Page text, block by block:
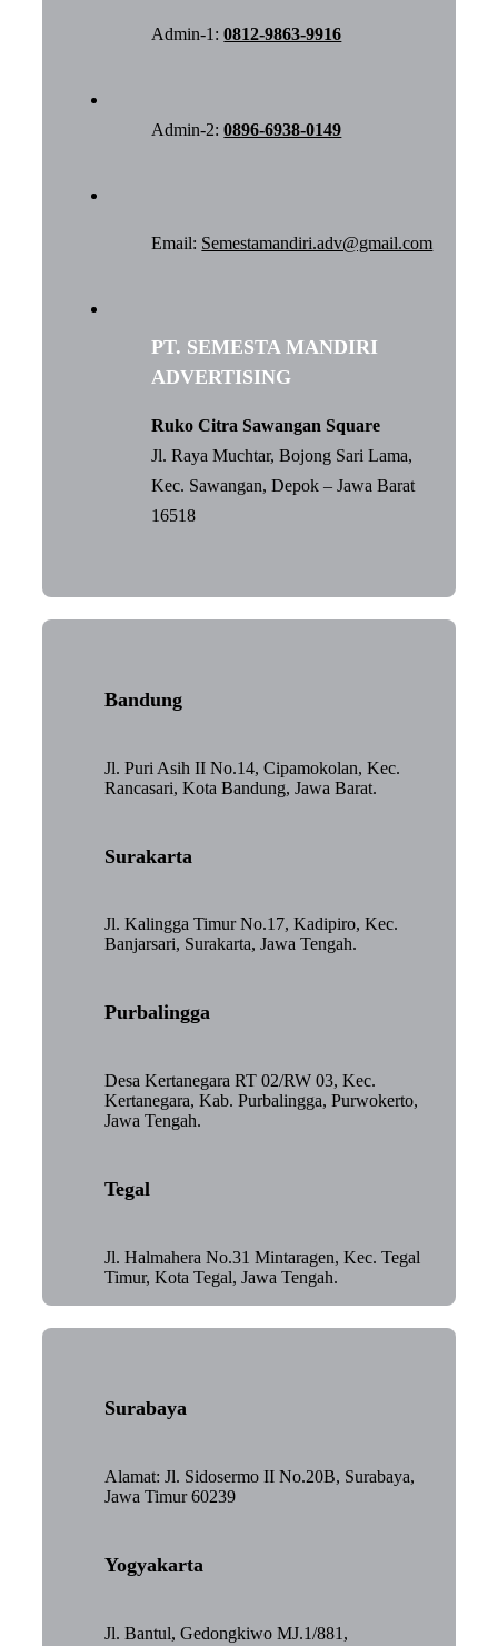
Admin-1:0812-9863-9916
Admin-2:0896-6938-0149
Email: Semestamandiri.adv@gmail.com
PT. SEMESTA MANDIRI
ADVERTISING
Ruko Citra Sawangan Square
Jl. Raya Muchtar, Bojong Sari Lama,
Kec. Sawangan, Depok – Jawa Barat
16518
Bandung
Jl. Puri Asih II No.14, Cipamokolan, Kec.
Rancasari, Kota Bandung, Jawa Barat.
Surakarta
Jl. Kalingga Timur No.17, Kadipiro, Kec.
Banjarsari, Surakarta, Jawa Tengah.
Purbalingga
Desa Kertanegara RT 02/RW 03, Kec.
Kertanegara, Kab. Purbalingga, Purwokerto,
Jawa Tengah.
Tegal
Jl. Halmahera No.31 Mintaragen, Kec. Tegal
Timur, Kota Tegal, Jawa Tengah.
Surabaya
Alamat: Jl. Sidosermo II No.20B, Surabaya,
Jawa Timur 60239
Yogyakarta
Jl. Bantul, Gedongkiwo MJ.1/881,